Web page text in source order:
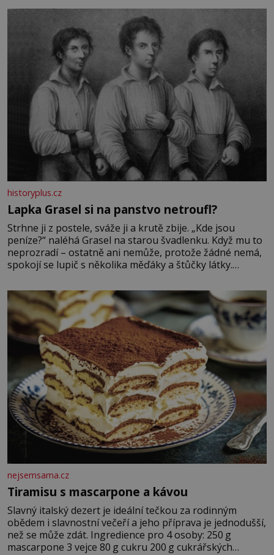
bez které si českou zahradu ani nedokážeme představit.
historyplus.cz
Lapka Grasel si na panstvo netroufl?
Strhne ji z postele, sváže ji a krutě zbije. „Kde jsou
peníze?“ naléhá Grasel na starou švadlenku. Když mu to
neprozradí – ostatně ani nemůže, protože žádné nemá,
spokojí se lupič s několika měďáky a štůčky látky.
krutý. Jeho činy budí hrůzu ještě dlouho po jeho smrti
nejsemsama.cz
Tiramisu s mascarpone a kávou
Slavný italský dezert je ideální tečkou za rodinným
obědem i slavnostní večeří a jeho příprava je jednodušší,
než se může zdát. Ingredience pro 4 osoby: 250 g
mascarpone 3 vejce 80 g cukru 200 g cukrářských